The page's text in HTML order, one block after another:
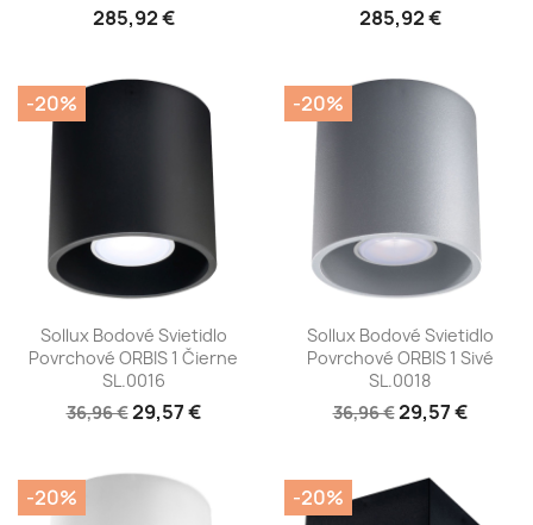
285,92 € 285,92 €
Sollux Bodové Svietidlo
Povrchové ORBIS 1 Čierne
SL.0016
36,96 €29,57 €
-20%
Sollux Bodové Svietidlo
Povrchové ORBIS 1 Sivé
SL.0018
36,96 €29,57 €
-20%
-20% -20%